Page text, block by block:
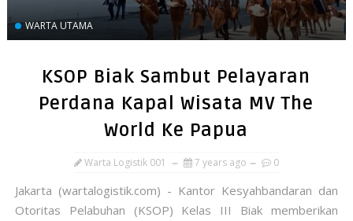
WARTA UTAMA
KSOP Biak Sambut Pelayaran
Perdana Kapal Wisata MV The
World Ke Papua
Warta Logistik 001 7 years ago 0
Jakarta (wartalogistik.com) - Kantor Kesyahbandaran dan
Otoritas Pelabuhan (KSOP) Kelas III Biak memberikan